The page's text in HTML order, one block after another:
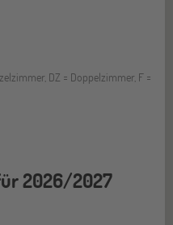
DZ = Doppelzimmer, F =
2026/2027